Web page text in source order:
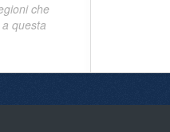
che
questa